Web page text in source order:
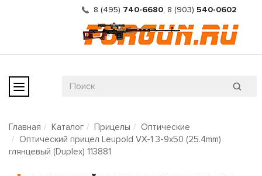
8 (495) 740-6680, 8 (903) 540-0602
Главная Каталог Прицелы
Оптические
Оптический прицел Leupold VX-1 3-9x50 (25.4mm)
глянцевый (Duplex) 113881